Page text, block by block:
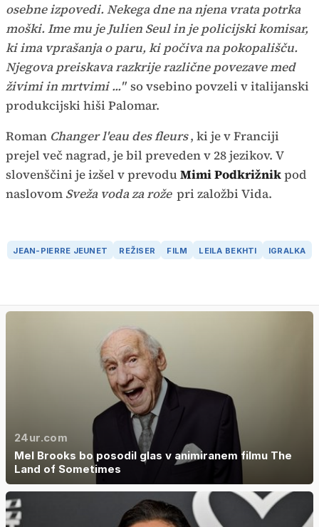
osebne izpovedi. Nekega dne na njena vrata potrka
moški. Ime mu je Julien Seul in je policijski komisar,
ki ima vprašanja o paru, ki počiva na pokopališču.
Njegova preiskava razkrije različne povezave med
živimi in mrtvimi ..." so vsebino povzeli v italijanski
produkcijski hiši Palomar.
Roman Changer l'eau des fleurs, ki je v Franciji
prejel več nagrad, je bil preveden v 28 jezikov. V
slovenščini je izšel v prevoduMimi Podkrižnikpod
naslovom Sveža voda za rože pri založbi Vida.
JEAN-PIERRE JEUNET REŽISER FILM LEILA BEKHTI IGRALKA
24ur.com
Mel Brooks bo posodil glas v animiranem filmu The
Land of Sometimes